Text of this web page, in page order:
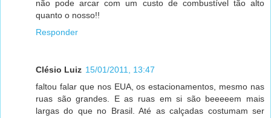
não pode arcar com um custo de combustível tão alto
quanto o nosso!!
Responder
Clésio Luiz 15/01/2011, 13:47
faltou falar que nos EUA, os estacionamentos, mesmo nas
ruas são grandes. E as ruas em si são beeeeem mais
largas do que no Brasil. Até as calçadas costumam ser